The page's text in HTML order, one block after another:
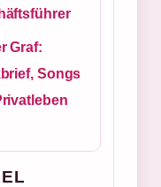
Graf:
Songs